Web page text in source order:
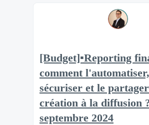
[Budget]▪️Reporting
comment
sécuriser et le
création à la diffusion
septembre 2024